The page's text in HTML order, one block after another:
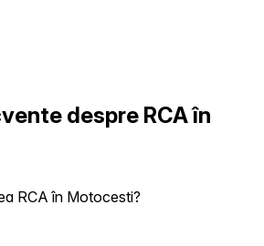
despre RCA în
RCA în Motocesti?